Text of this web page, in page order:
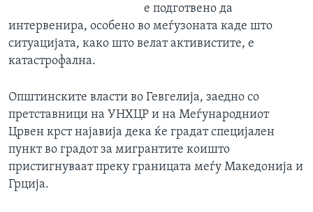
е подготвено да
интервенира, особено во меѓузоната каде што
ситуацијата, како што велат активистите, е
катастрофална.
Општинските власти во Гевгелија, заедно со
претставници на УНХЦР и на Меѓународниот
Црвен крст најавија дека ќе градат специјален
пункт во градот за мигрантите коишто
пристигнуваат преку границата меѓу Македонија и
Грција.